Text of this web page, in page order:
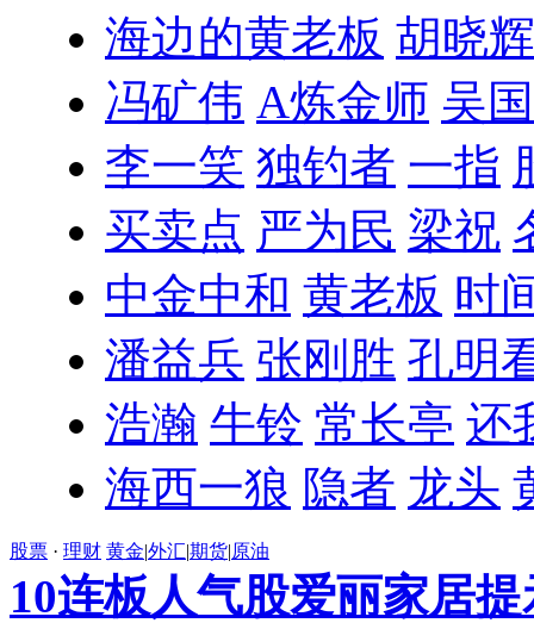
海边的黄老板 胡晓辉
冯矿伟 A炼金师 吴
李一笑 独钓者 一指
买卖点 严为民 梁祝
中金中和 黄老板 时
潘益兵 张刚胜 孔明
浩瀚 牛铃 常长亭 还
海西一狼 隐者 龙头
股票 · 理财 黄金|外汇|期货|原油
10连板人气股爱丽家居